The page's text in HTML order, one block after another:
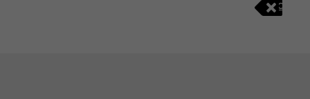
C
O